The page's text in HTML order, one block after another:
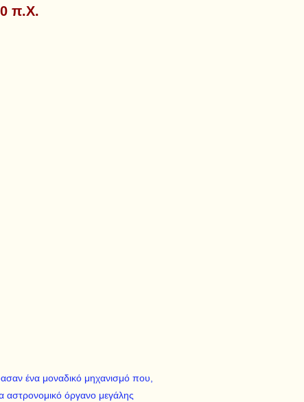
π.Χ.
ένα μοναδικό μηχανισμό που,
αστρονομικό όργανο μεγάλης